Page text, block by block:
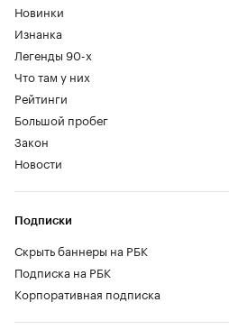
Новинки
Изнанка
Легенды 90-х
Что там у них
Рейтинги
Большой пробег
Закон
Новости
Подписки
Скрыть баннеры на РБК
Подписка на РБК
Корпоративная подписка